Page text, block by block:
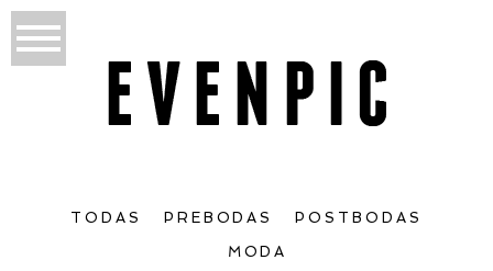
TODAS PREBODAS POSTBODAS
MODA